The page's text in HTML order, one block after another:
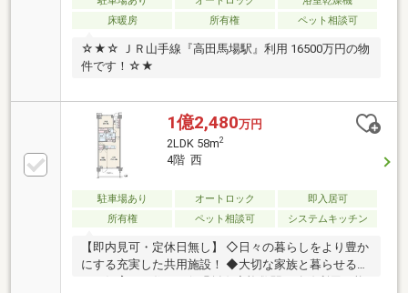
床暖房
所有権 ペット相談可
☆★☆ ＪＲ山手線『高田馬場駅』利用 16500万円の物
件です！☆★
1億2,480万円
2LDK 58m2
4階 西
駐車場あり オートロック
即入居可
所有権
ペット相談可 システムキッチン
【即内見可・定休日無し】 ◇日々の暮らしをより豊か
にする充実した共用施設！ ◆大切な家族と暮らせるペ
ット飼育可の住まい(細則有) ◇複数駅・路線利用可能